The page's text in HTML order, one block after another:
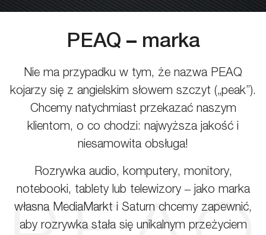
PEAQ – marka
Nie ma przypadku w tym, że nazwa PEAQ
kojarzy się z angielskim słowem szczyt („peak”).
Chcemy natychmiast przekazać naszym
klientom, o co chodzi: najwyższa jakość i
niesamowita obsługa!
Rozrywka audio, komputery, monitory,
notebooki, tablety lub telewizory ‒ jako marka
własna MediaMarkt i Saturn chcemy zapewnić,
aby rozrywka stała się unikalnym przeżyciem